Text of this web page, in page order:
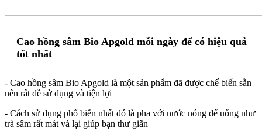
Cao hồng sâm Bio Apgold mỗi ngày để có hiệu quả
tốt nhất
- Cao hồng sâm Bio Apgold là một sản phẩm đã được chế biến sẵn
nên rất dễ sử dụng và tiện lợi
- Cách sử dụng phổ biến nhất đó là pha với nước nóng để uống như
trà sâm rất mát và lại giúp bạn thư giãn